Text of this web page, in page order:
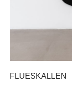
FLUESKALLEN